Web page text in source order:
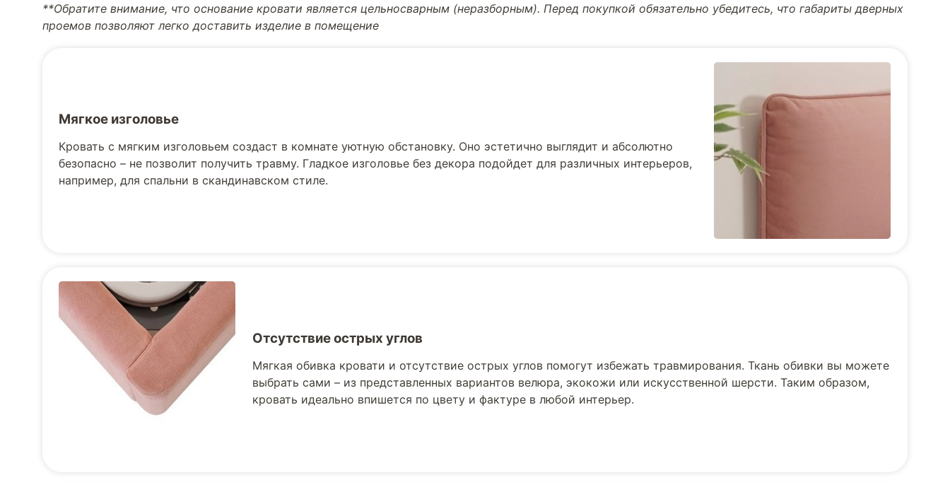
**Обратите внимание, что основание кровати является цельносварным (неразборным). Перед покупкой обязательно убедитесь, что габариты дверных
проемов позволяют легко доставить изделие в помещение
Мягкое изголовье
Кровать с мягким изголовьем создаст в комнате уютную обстановку. Оно эстетично выглядит и абсолютно
безопасно – не позволит получить травму. Гладкое изголовье без декора подойдет для различных интерьеров,
например, для спальни в скандинавском стиле.
Отсутствие острых углов
Мягкая обивка кровати и отсутствие острых углов помогут избежать травмирования. Ткань обивки вы можете
выбрать сами – из представленных вариантов велюра, экокожи или искусственной шерсти. Таким образом,
кровать идеально впишется по цвету и фактуре в любой интерьер.